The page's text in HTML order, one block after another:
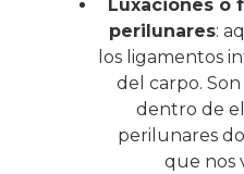
Luxaciones o
perilunares:
los ligamentos
del carpo. Son
dentro de
perilunares
que nos